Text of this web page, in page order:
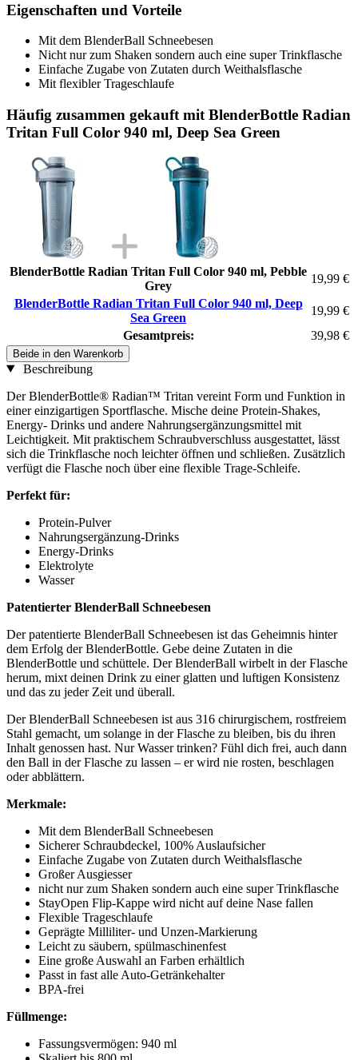
Eigenschaften und Vorteile
Mit dem BlenderBall Schneebesen
Nicht nur zum Shaken sondern auch eine super Trinkflasche
Einfache Zugabe von Zutaten durch Weithalsflasche
Mit flexibler Trageschlaufe
Häufig zusammen gekauft mit BlenderBottle Radian
Tritan Full Color 940 ml, Deep Sea Green
BlenderBottle Radian Tritan Full Color 940 ml, Pebble
Grey
19,99 €
BlenderBottle Radian Tritan Full Color 940 ml, Deep
Sea Green
19,99 €
Gesamtpreis:
39,98 €
Beide in den Warenkorb
Beschreibung
Der BlenderBottle® Radian™ Tritan vereint Form und Funktion in
einer einzigartigen Sportflasche. Mische deine Protein-Shakes,
Energy- Drinks und andere Nahrungsergänzungsmittel mit
Leichtigkeit. Mit praktischem Schraubverschluss ausgestattet, lässt
sich die Trinkflasche noch leichter öffnen und schließen. Zusätzlich
verfügt die Flasche noch über eine flexible Trage-Schleife.
Perfekt für:
Protein-Pulver
Nahrungsergänzung-Drinks
Energy-Drinks
Elektrolyte
Wasser
Patentierter BlenderBall Schneebesen
Der patentierte BlenderBall Schneebesen ist das Geheimnis hinter
dem Erfolg der BlenderBottle. Gebe deine Zutaten in die
BlenderBottle und schüttele. Der BlenderBall wirbelt in der Flasche
herum, mixt deinen Drink zu einer glatten und luftigen Konsistenz
und das zu jeder Zeit und überall.
Der BlenderBall Schneebesen ist aus 316 chirurgischem, rostfreiem
Stahl gemacht, um solange in der Flasche zu bleiben, bis du ihren
Inhalt genossen hast. Nur Wasser trinken? Fühl dich frei, auch dann
den Ball in der Flasche zu lassen – er wird nie rosten, beschlagen
oder abblättern.
Merkmale:
Mit dem BlenderBall Schneebesen
Sicherer Schraubdeckel, 100% Auslaufsicher
Einfache Zugabe von Zutaten durch Weithalsflasche
Großer Ausgiesser
nicht nur zum Shaken sondern auch eine super Trinkflasche
StayOpen Flip-Kappe wird nicht auf deine Nase fallen
Flexible Trageschlaufe
Geprägte Milliliter- und Unzen-Markierung
Leicht zu säubern, spülmaschinenfest
Eine große Auswahl an Farben erhältlich
Passt in fast alle Auto-Getränkehalter
BPA-frei
Füllmenge:
Fassungsvermögen: 940 ml